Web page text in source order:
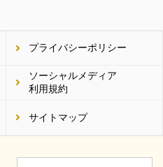
プライバシーポリシー
ソーシャルメディア
利用規約
サイトマップ